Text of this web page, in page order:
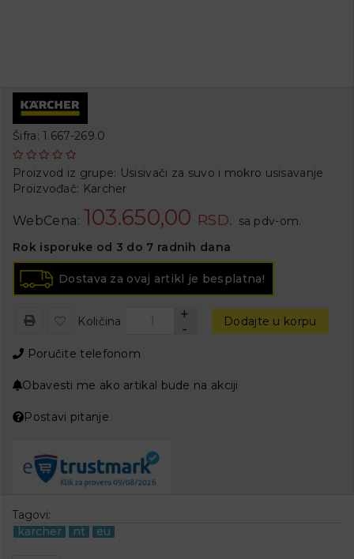
Šifra: 1.667-269.0
Proizvod iz grupe: Usisivači za suvo i mokro usisavanje
Proizvođač: Karcher
WebCena: 103.650,00 RSD. sa pdv-om.
Rok isporuke od 3 do 7 radnih dana
Dostava za ovaj artikl je besplatna!
Količina -
+ Dodajte u korpu
Poručite telefonom
Obavesti me ako artikal bude na akciji
Postavi pitanje
Tagovi:
karcher
nt eu